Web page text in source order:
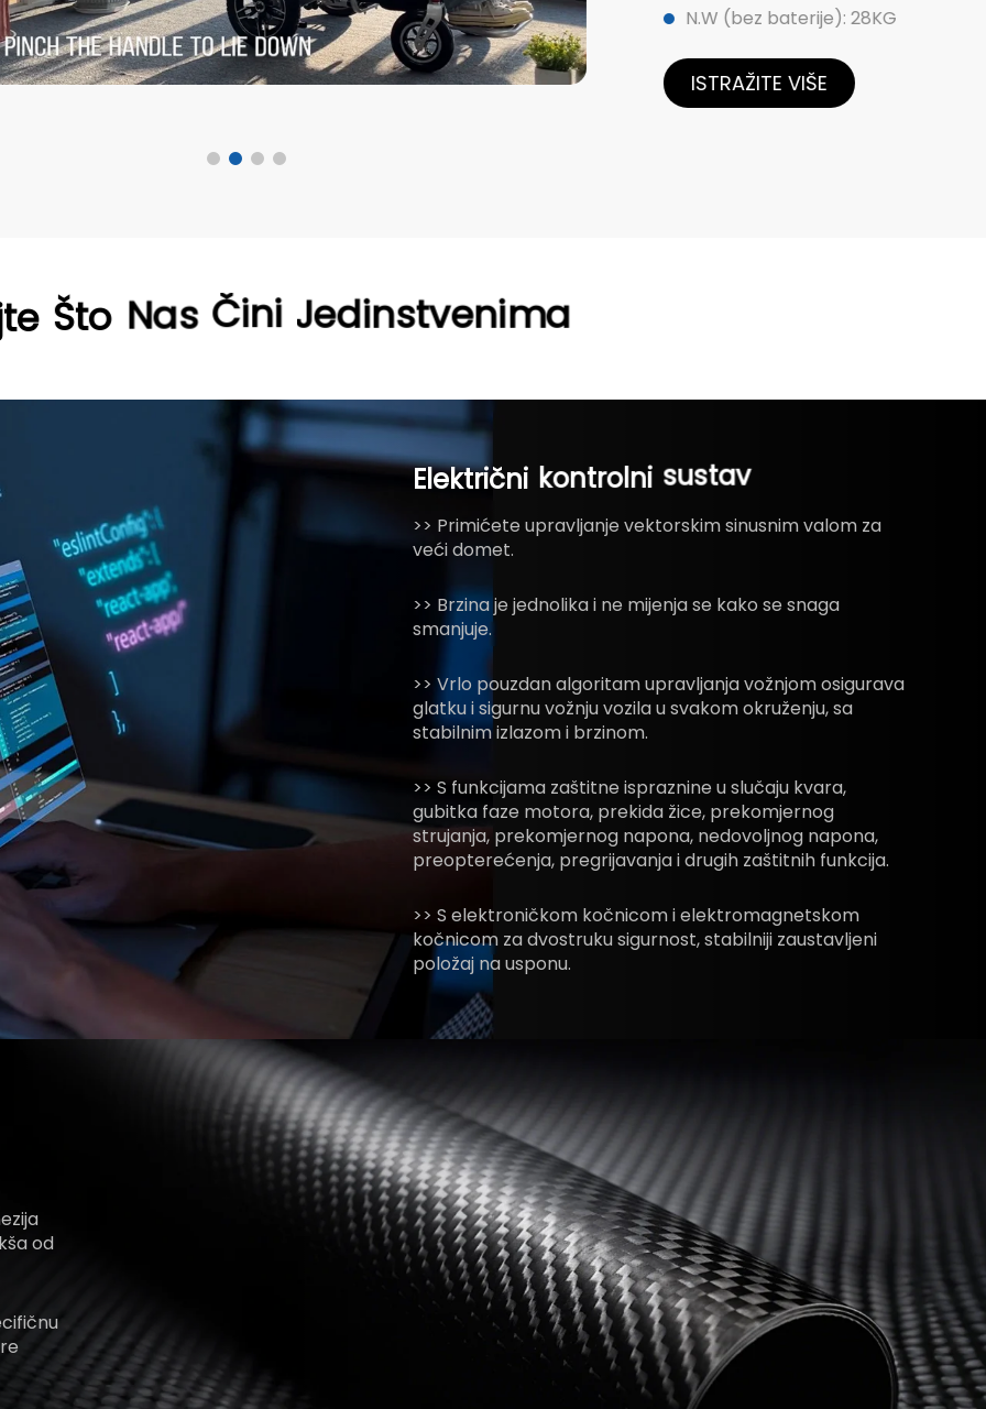
N.W (bez baterije): 28KG
ISTRAŽITE VIŠE
Što Nas Čini Jedinstvenima
Električni kontrolni sustav
>> Primićete upravljanje vektorskim sinusnim valom za
veći domet.
>> Brzina je jednolika i ne mijenja se kako se snaga
smanjuje.
>> Vrlo pouzdan algoritam upravljanja vožnjom osigurava
glatku i sigurnu vožnju vozila u svakom okruženju, sa
stabilnim izlazom i brzinom.
>> S funkcijama zaštitne ispraznine u slučaju kvara,
gubitka faze motora, prekida žice, prekomjernog
strujanja, prekomjernog napona, nedovoljnog napona,
preopterećenja, pregrijavanja i drugih zaštitnih funkcija.
>> S elektroničkom kočnicom i elektromagnetskom
kočnicom za dvostruku sigurnost, stabilniji zaustavljeni
položaj na usponu.
od